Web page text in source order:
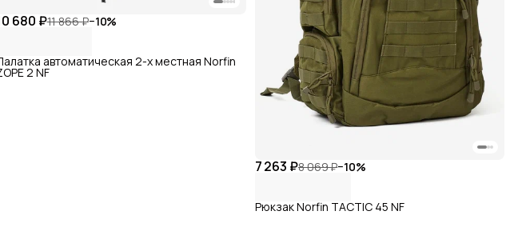
680 ₽11 866 ₽−10%
автоматическая 2-х местная Norfin
2 NF
7 263 ₽8 069 ₽−10%
Рюкзак Norfin TACTIC 45 NF